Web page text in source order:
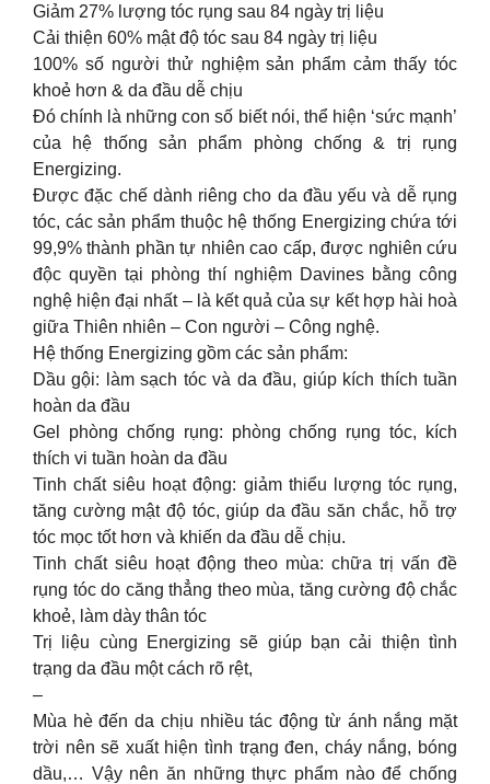
Giảm 27% lượng tóc rụng sau 84 ngày trị liệu
Cải thiện 60% mật độ tóc sau 84 ngày trị liệu
100% số người thử nghiệm sản phẩm cảm thấy tóc
khoẻ hơn & da đầu dễ chịu
Đó chính là những con số biết nói, thể hiện ‘sức mạnh’
của hệ thống sản phẩm phòng chống & trị rụng
Energizing.
Được đặc chế dành riêng cho da đầu yếu và dễ rụng
tóc, các sản phẩm thuộc hệ thống Energizing chứa tới
99,9% thành phần tự nhiên cao cấp, được nghiên cứu
độc quyền tại phòng thí nghiệm Davines bằng công
nghệ hiện đại nhất – là kết quả của sự kết hợp hài hoà
giữa Thiên nhiên – Con người – Công nghệ.
Hệ thống Energizing gồm các sản phẩm:
Dầu gội: làm sạch tóc và da đầu, giúp kích thích tuần
hoàn da đầu
Gel phòng chống rụng: phòng chống rụng tóc, kích
thích vi tuần hoàn da đầu
Tinh chất siêu hoạt động: giảm thiểu lượng tóc rụng,
tăng cường mật độ tóc, giúp da đầu săn chắc, hỗ trợ
tóc mọc tốt hơn và khiến da đầu dễ chịu.
Tinh chất siêu hoạt động theo mùa: chữa trị vấn đề
rụng tóc do căng thẳng theo mùa, tăng cường độ chắc
khoẻ, làm dày thân tóc
Trị liệu cùng Energizing sẽ giúp bạn cải thiện tình
trạng da đầu một cách rõ rệt,
–
Mùa hè đến da chịu nhiều tác động từ ánh nắng mặt
trời nên sẽ xuất hiện tình trạng đen, cháy nắng, bóng
dầu,… Vậy nên ăn những thực phẩm nào để chống